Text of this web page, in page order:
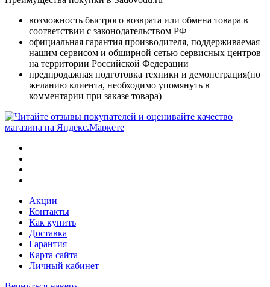
возможность быстрого возврата или обмена товара в
соответствии с законодательством РФ
официальная гарантия производителя, поддерживаемая
нашим сервисом и обширной сетью сервисных центров
на территории Российской Федерации
предпродажная подготовка техники и демонстрация(по
желанию клиента, необходимо упомянуть в
комментарии при заказе товара)
Акции
Контакты
Как купить
Доставка
Гарантия
Карта сайта
Личный кабинет